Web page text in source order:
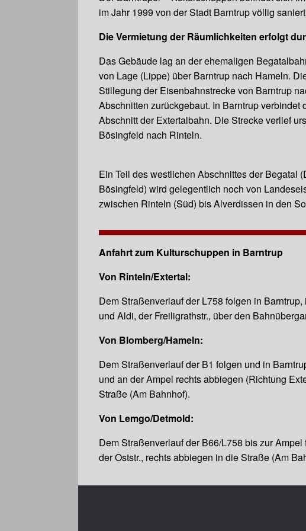
im Jahr 1999 von der Stadt Barntrup völlig
Die Vermietung der Räumlichkeiten erfolgt
Das Gebäude lag an der ehemaligen
von Lage (Lippe) über Barntrup nach Hameln.
Stillegung der Eisenbahnstrecke von Barntrup
Abschnitten zurückgebaut. In Barntrup
Abschnitt der Extertalbahn. Die Strecke verlief
Bösingfeld nach Rinteln.
Ein Teil des westlichen Abschnittes der Begatal
Bösingfeld) wird gelegentlich noch von
zwischen Rinteln (Süd) bis Alverdissen in den
Anfahrt zum Kulturschuppen in Barntrup
Von Rinteln/Extertal:
Dem Straßenverlauf der L758 folgen in
und Aldi, der Freiligrathstr., über den
Von Blomberg/Hameln:
Dem Straßenverlauf der B1 folgen und in
und an der Ampel rechts abbiegen (Richtung
Straße (Am Bahnhof).
Von Lemgo/Detmold:
Dem Straßenverlauf der B66/L758 bis zur
der Oststr., rechts abbiegen in die Straße (Am